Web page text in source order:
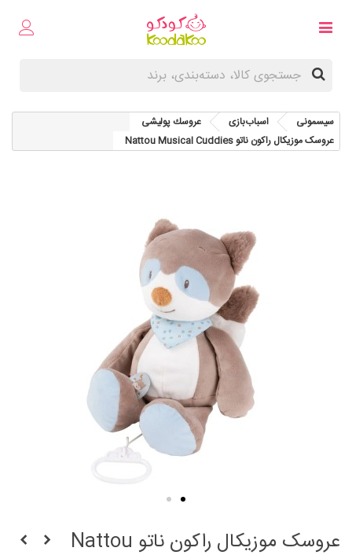
سیسمونی اسباب‌بازی
عروسك پوليشی
عروسک موزیکال راکون ناتو Nattou Musical Cuddies
عروسک موزیکال راکون ناتو Nattou